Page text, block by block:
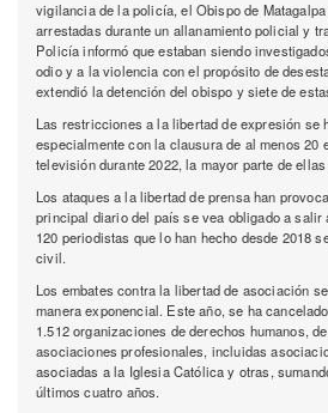
vigilancia de la policía, el Obispo de
arrestadas durante un allanamiento policial y
Policía informó que estaban siendo
odio y a la violencia con el propósito de
extendió la detención del obispo y siete de
Las restricciones a la libertad de expresión se
especialmente con la clausura de al menos 20
televisión durante 2022, la mayor parte de
Los ataques a la libertad de prensa han
principal diario del país se vea obligado a salir
120 periodistas que lo han hecho desde 2018
civil.
Los embates contra la libertad de asociación
manera exponencial. Este año, se ha
1.512 organizaciones de derechos humanos,
asociaciones profesionales, incluidas
asociadas a la Iglesia Católica y otras,
últimos cuatro años.